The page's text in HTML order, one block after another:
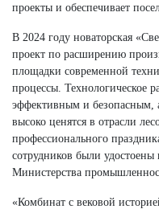
проекты и обеспечивает
В 2024 году новаторская
проект по расширению
площадки современной
процессы. Технологическое
эффективным и безопасным,
высоко ценятся в отрасли
профессионального
сотрудников были удостоены
Министерства
«Комбинат с вековой